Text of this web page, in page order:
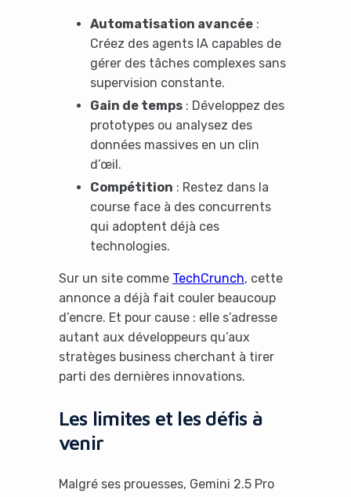
Automatisation avancée:
Créez des agents IA capables de
gérer des tâches complexes sans
supervision constante.
Gain de temps: Développez des
prototypes ou analysez des
données massives en un clin
d’œil.
Compétition : Restez dans la
course face à des concurrents
qui adoptent déjà ces
technologies.
Sur un site comme TechCrunch, cette
annonce a déjà fait couler beaucoup
d’encre. Et pour cause : elle s’adresse
autant aux développeurs qu’aux
stratèges business cherchant à tirer
parti des dernières innovations.
Les limites et les défis à
venir
Malgré ses prouesses, Gemini 2.5 Pro
It looks like you're
using an ad-blocker!